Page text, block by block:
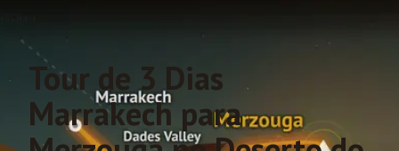
Tour de 3 Dias
Marrakech para